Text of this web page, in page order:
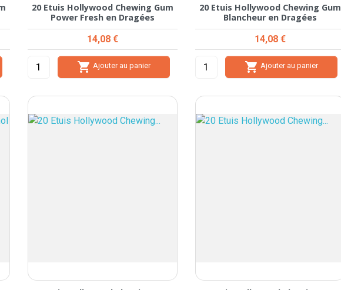
20 Etuis Hollywood Chewing Gum
Power Fresh en Dragées
Prix
14,08 €
 Ajouter au panier
20 Etuis Hollywood Chewing Gum
Blancheur en Dragées
Prix
14,08 €
 Ajouter au panier